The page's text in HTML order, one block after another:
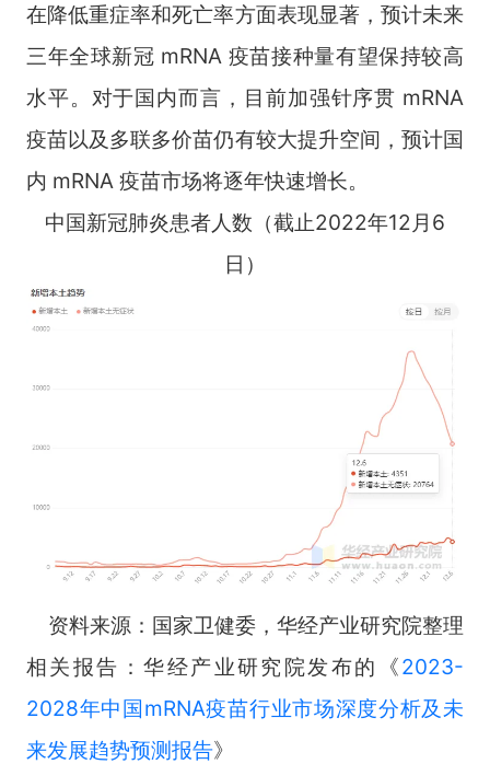
在降低重症率和死亡率方面表现显著，预计未来
三年全球新冠 mRNA 疫苗接种量有望保持较高
水平。对于国内而言，目前加强针序贯 mRNA
疫苗以及多联多价苗仍有较大提升空间，预计国
内 mRNA 疫苗市场将逐年快速增长。
中国新冠肺炎患者人数（截止2022年12月6
日）
资料来源：国家卫健委，华经产业研究院整理
相关报告：华经产业研究院发布的《2023-
2028年中国mRNA疫苗行业市场深度分析及未
来发展趋势预测报告》